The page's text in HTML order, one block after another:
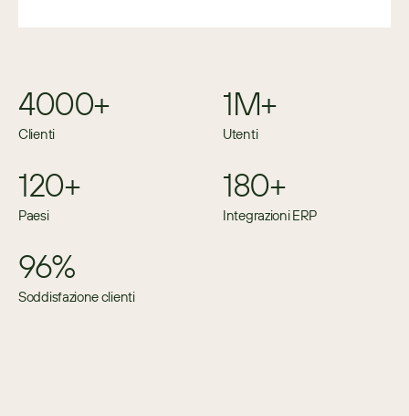
4000+
Clienti
1M+
Utenti
120+
Paesi
180+
Integrazioni ERP
96%
Soddisfazione clienti